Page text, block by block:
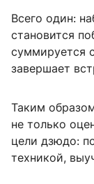
Всего один:
становится
суммируется
завершает
Таким
не только
цели дзюдо:
техникой,